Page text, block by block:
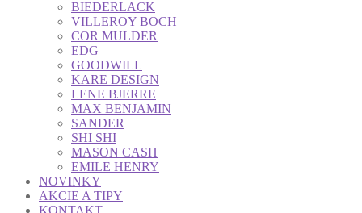
BIEDERLACK
VILLEROY BOCH
COR MULDER
EDG
GOODWILL
KARE DESIGN
LENE BJERRE
MAX BENJAMIN
SANDER
SHI SHI
MASON CASH
EMILE HENRY
NOVINKY
AKCIE A TIPY
KONTAKT